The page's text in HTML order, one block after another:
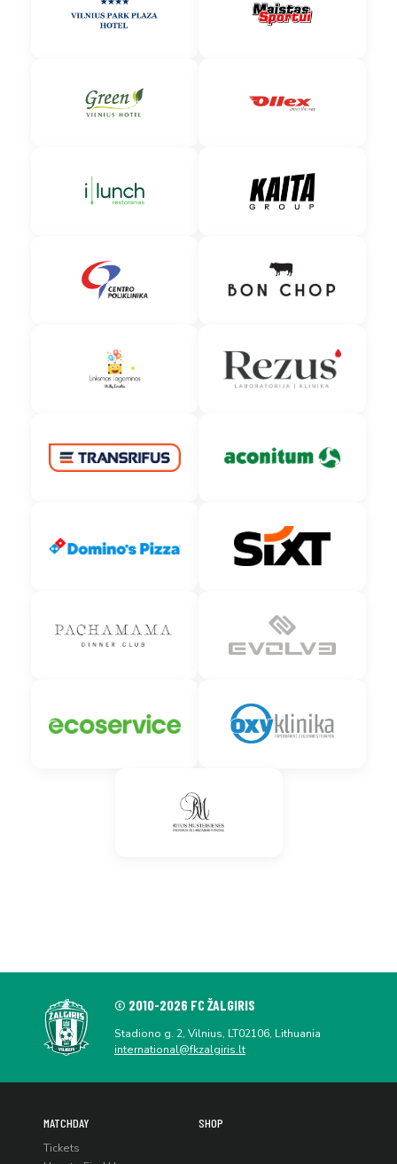
© 2010-2026 FC ŽALGIRIS
Stadiono g. 2, Vilnius, LT02106, Lithuania
international@fkzalgiris.lt
MATCHDAY
Tickets
SHOP